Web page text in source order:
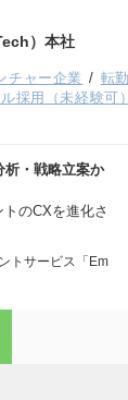
）本社
チャー企業 転
採用（未経験可）
析・戦略立案か
のCXを進化さ
トサービス「Em